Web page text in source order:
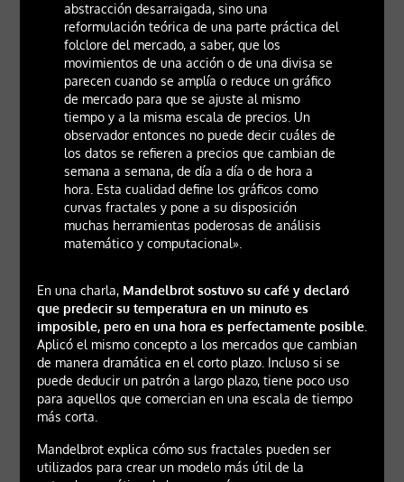
abstracción desarraigada, sino una
reformulación teórica de una parte práctica del
folclore del mercado, a saber, que los
movimientos de una acción o de una divisa se
parecen cuando se amplía o reduce un gráfico
de mercado para que se ajuste al mismo
tiempo y a la misma escala de precios. Un
observador entonces no puede decir cuáles de
los datos se refieren a precios que cambian de
semana a semana, de día a día o de hora a
hora. Esta cualidad define los gráficos como
curvas fractales y pone a su disposición
muchas herramientas poderosas de análisis
matemático y computacional».
En una charla, Mandelbrot sostuvo su café y declaró
que predecir su temperatura en un minuto es
imposible, pero en una hora es perfectamente posible.
Aplicó el mismo concepto a los mercados que cambian
de manera dramática en el corto plazo. Incluso si se
puede deducir un patrón a largo plazo, tiene poco uso
para aquellos que comercian en una escala de tiempo
más corta.
Mandelbrot explica cómo sus fractales pueden ser
utilizados para crear un modelo más útil de la